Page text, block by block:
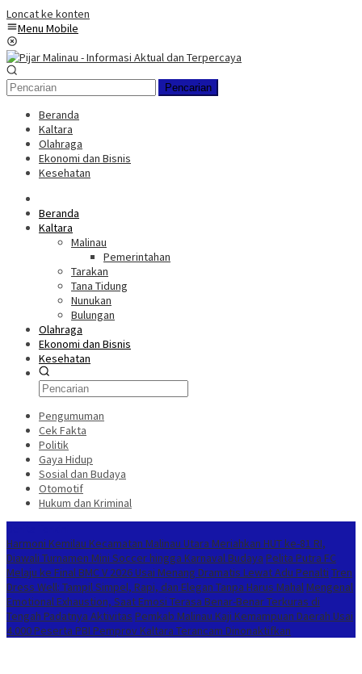
Loncat ke konten
Menu Mobile
Pencarian
Beranda
Kaltara
Olahraga
Ekonomi dan Bisnis
Kesehatan
Beranda
Kaltara
Malinau
Pemerintahan
Tarakan
Tana Tidung
Nunukan
Bulungan
Olahraga
Ekonomi dan Bisnis
Kesehatan
Pengumuman
Cek Fakta
Politik
Gaya Hidup
Sosial dan Budaya
Otomotif
Hukum dan Kriminal
Harmoni Kemilau Kecamatan Malinau Utara Meriahkan HUT ke-81 RI,
Diawali Turnamen Mini Soccer hingga Karnaval Budaya Pelita Putra FC
Melaju ke Final BMC V 2026 Usai Menang Dramatis Lewat Adu Penalti Tren
Dress Well: Tampil Simpel, Rapi, dan Elegan Tanpa Harus MahalMengenal
Emotional Exhaustion, Saat Emosi Terasa Benar-Benar Terkuras di
Tengah Padatnya Aktivitas Pemkab Malinau Kaji Kemampuan Daerah Usai
4.000 Peserta PBI Pemprov Kaltara Terancam Dinonaktifkan